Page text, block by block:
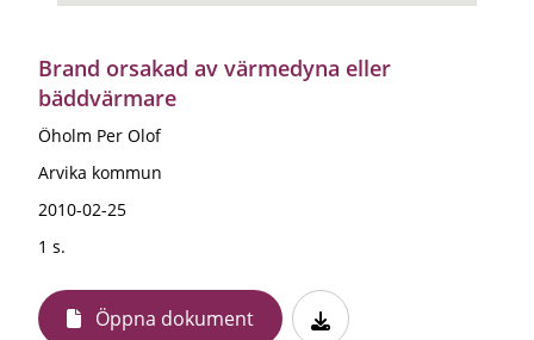
Brand orsakad av värmedyna eller
bäddvärmare
Öholm Per Olof
Arvika kommun
2010-02-25
1 s.
Öppna dokument